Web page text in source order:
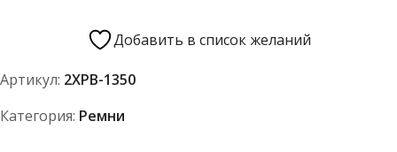
1350
EPDM
Добавить в список желаний
Артикул: 2XPB-1350
Категория: Ремни